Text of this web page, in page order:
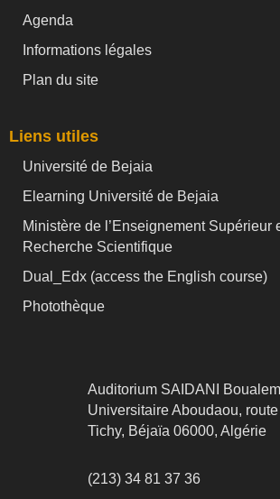
Agenda
Informations légales
Plan du site
Liens utiles
Université de Bejaia
Elearning Université de Bejaia
Ministère de l’Enseignement Supérieur
Recherche Scientifique
Dual_Edx (access the English course)
Photothèque
Auditorium SAIDANI
Universitaire Aboudaou, route
Tichy, Béjaïa 06000, Algérie
(213) 34 81 37 36